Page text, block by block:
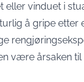
eller vinduet i
å gripe etter
være årsaken